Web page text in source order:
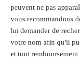
peuvent ne pas
vous recommandons
lui demander de
votre nom afin qu'il
et tout